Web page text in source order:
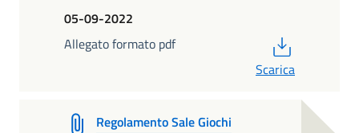
05-09-2022
Allegato formato pdf
Scarica
Regolamento Sale Giochi